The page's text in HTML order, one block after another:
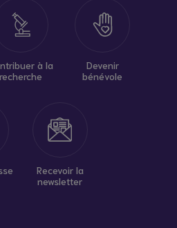
à la
recherche
Devenir
bénévole
Recevoir la
newsletter